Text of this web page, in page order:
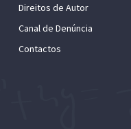
Direitos de Autor
Canal de Denúncia
Contactos